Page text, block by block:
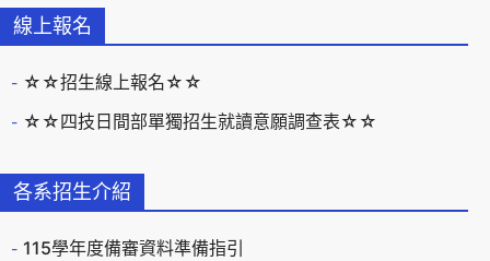
線上報名
☆☆招生線上報名☆☆
☆☆四技日間部單獨招生就讀意願調查表☆☆
各系招生介紹
115學年度備審資料準備指引